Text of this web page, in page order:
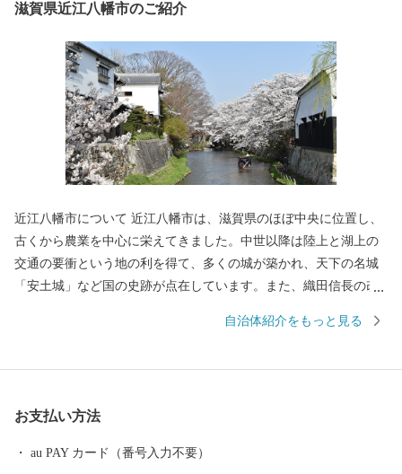
滋賀県近江八幡市のご紹介
近江八幡市について 近江八幡市は、滋賀県のほぼ中央に位置し、
古くから農業を中心に栄えてきました。中世以降は陸上と湖上の
交通の要衝という地の利を得て、多くの城が築かれ、天下の名城
「安土城」など国の史跡が点在しています。また、織田信長の改
想に引き継がれ、さらに近江商人の基礎を築きました。このよう
自治体紹介をもっと見る
お支払い方法
au PAY カード（番号入力不要）